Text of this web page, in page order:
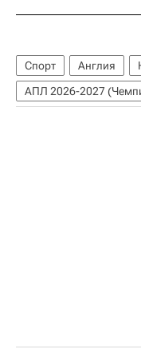
Спорт Англия
АПЛ 2026-2027